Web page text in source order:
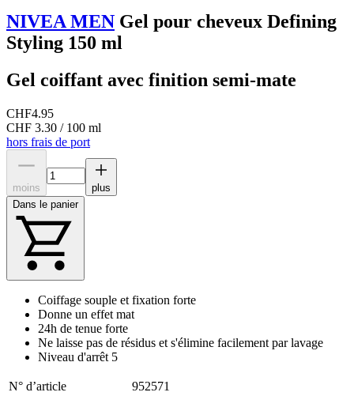
NIVEA MEN Gel pour cheveux Defining
Styling 150 ml
Gel coiffant avec finition semi-mate
CHF4.95
CHF 3.30 / 100 ml
hors frais de port
moins
plus
Dans le panier
Coiffage souple et fixation forte
Donne un effet mat
24h de tenue forte
Ne laisse pas de résidus et s'élimine facilement par lavage
Niveau d'arrêt 5
N° d’article
952571